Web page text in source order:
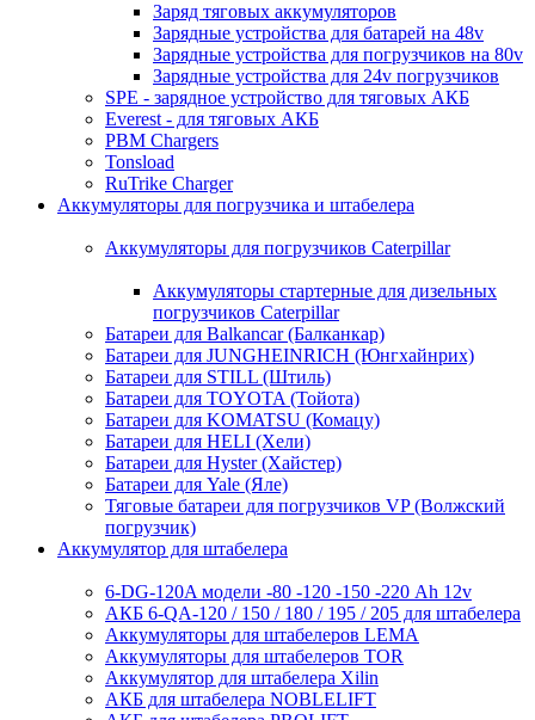
Заряд тяговых аккумуляторов
Зарядные устройства для батарей на 48v
Зарядные устройства для погрузчиков на 80v
Зарядные устройства для 24v погрузчиков
SPE - зарядное устройство для тяговых АКБ
Everest - для тяговых АКБ
PBM Chargers
Tonsload
RuTrike Charger
Аккумуляторы для погрузчика и штабелера
Аккумуляторы для погрузчиков Caterpillar
Аккумуляторы стартерные для дизельных
погрузчиков Caterpillar
Батареи для Balkancar (Балканкар)
Батареи для JUNGHEINRICH (Юнгхайнрих)
Батареи для STILL (Штиль)
Батареи для TOYOTA (Тойота)
Батареи для KOMATSU (Комацу)
Батареи для HELI (Хели)
Батареи для Hyster (Хайстер)
Батареи для Yale (Яле)
Тяговые батареи для погрузчиков VP (Волжский
погрузчик)
Аккумулятор для штабелера
6-DG-120A модели -80 -120 -150 -220 Ah 12v
АКБ 6-QA-120 / 150 / 180 / 195 / 205 для штабелера
Аккумуляторы для штабелеров LEMA
Аккумуляторы для штабелеров TOR
Аккумулятор для штабелера Xilin
АКБ для штабелера NOBLELIFT